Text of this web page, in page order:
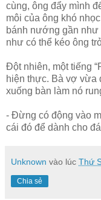
cùng, ông đẩy mình
môi của ông khó
bánh nướng gần
như có thể kéo ông
Đột nhiên, một tiếng
hiện thực. Bà vợ vừa
xuống bàn làm nó
- Đừng có động vào
cái đó để dành cho
Unknown vào lúc Thứ
Chia sẻ